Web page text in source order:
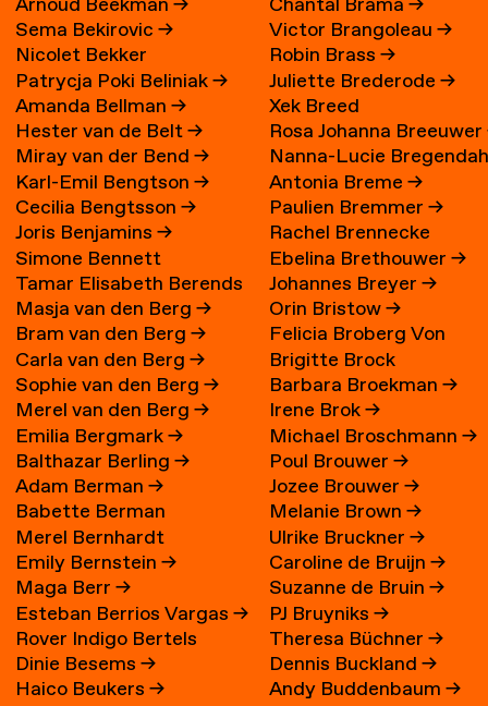
→
Sema Bekirovic→
Nicolet Bekker
Patrycja Poki Beliniak→
Amanda Bellman→
Hester van de Belt→
Miray van der Bend→
Karl-Emil Bengtson→
Cecilia Bengtsson→
Joris Benjamins→
Simone Bennett
Tamar Elisabeth Berends
→
Masja van den Berg→
Bram van den Berg→
Carla van den Berg→
Sophie van den Berg→
Merel van den Berg→
Emilia Bergmark→
Balthazar Berling→
Adam Berman→
Babette Berman
Merel Bernhardt
Emily Bernstein→
Maga Berr→
Esteban Berrios Vargas→
Rover Indigo Bertels
Dinie Besems→
Haico Beukers→
Victor Brangoleau→
Robin Brass→
Juliette Brederode→
Xek Breed
Rosa Johanna Breeuwer
Nanna-Lucie
Axilgård→
Antonia Breme→
Paulien Bremmer→
Rachel Brennecke
Ebelina Brethouwer→
Johannes Breyer→
Orin Bristow→
Felicia Broberg Von
Zweigbergk
Brigitte Brock
Barbara Broekman→
Irene Brok→
Michael Broschmann→
Poul Brouwer→
Jozee Brouwer→
Melanie Brown→
Ulrike Bruckner→
Caroline de Bruijn→
Suzanne de Bruin→
PJ Bruyniks→
Theresa Büchner→
Dennis Buckland→
Andy Buddenbaum→